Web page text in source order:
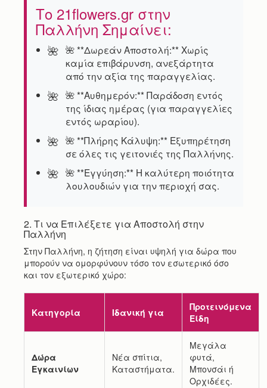
Το 21flowers.gr στην
Παλλήνη Σημαίνει:
🌺 **Δωρεάν Αποστολή:** Χωρίς
καμία επιβάρυνση, ανεξάρτητα
από την αξία της παραγγελίας.
🌺 **Αυθημερόν:** Παράδοση εντός
της ίδιας ημέρας (για παραγγελίες
εντός ωραρίου).
🌺 **Πλήρης Κάλυψη:** Εξυπηρέτηση
σε όλες τις γειτονιές της Παλλήνης.
🌺 **Εγγύηση:** Η καλύτερη ποιότητα
λουλουδιών για την περιοχή σας.
2. Τι να Επιλέξετε για Αποστολή στην
Παλλήνη
Στην Παλλήνη, η ζήτηση είναι υψηλή για δώρα που
μπορούν να ομορφύνουν τόσο τον εσωτερικό όσο
και τον εξωτερικό χώρο:
Κατηγορία Ιδανική για
Προτεινόμενα
Είδη
Δώρα
Εγκαινίων
Νέα σπίτια,
Καταστήματα.
Μεγάλα
φυτά,
Μπονσάι ή
Ορχιδέες.